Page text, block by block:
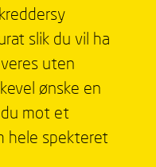
slik du vil ha
uten
ønske en
mot et
hele spekteret